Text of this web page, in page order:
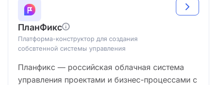
ПланФикс
Платформа-конструктор для создания
собсвтенной системы управления
Планфикс — российская облачная система
управления проектами и бизнес-процессами с